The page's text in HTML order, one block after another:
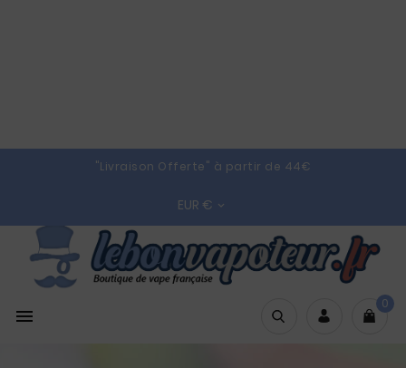
"Livraison Offerte" à partir de 44€
EUR € 

0